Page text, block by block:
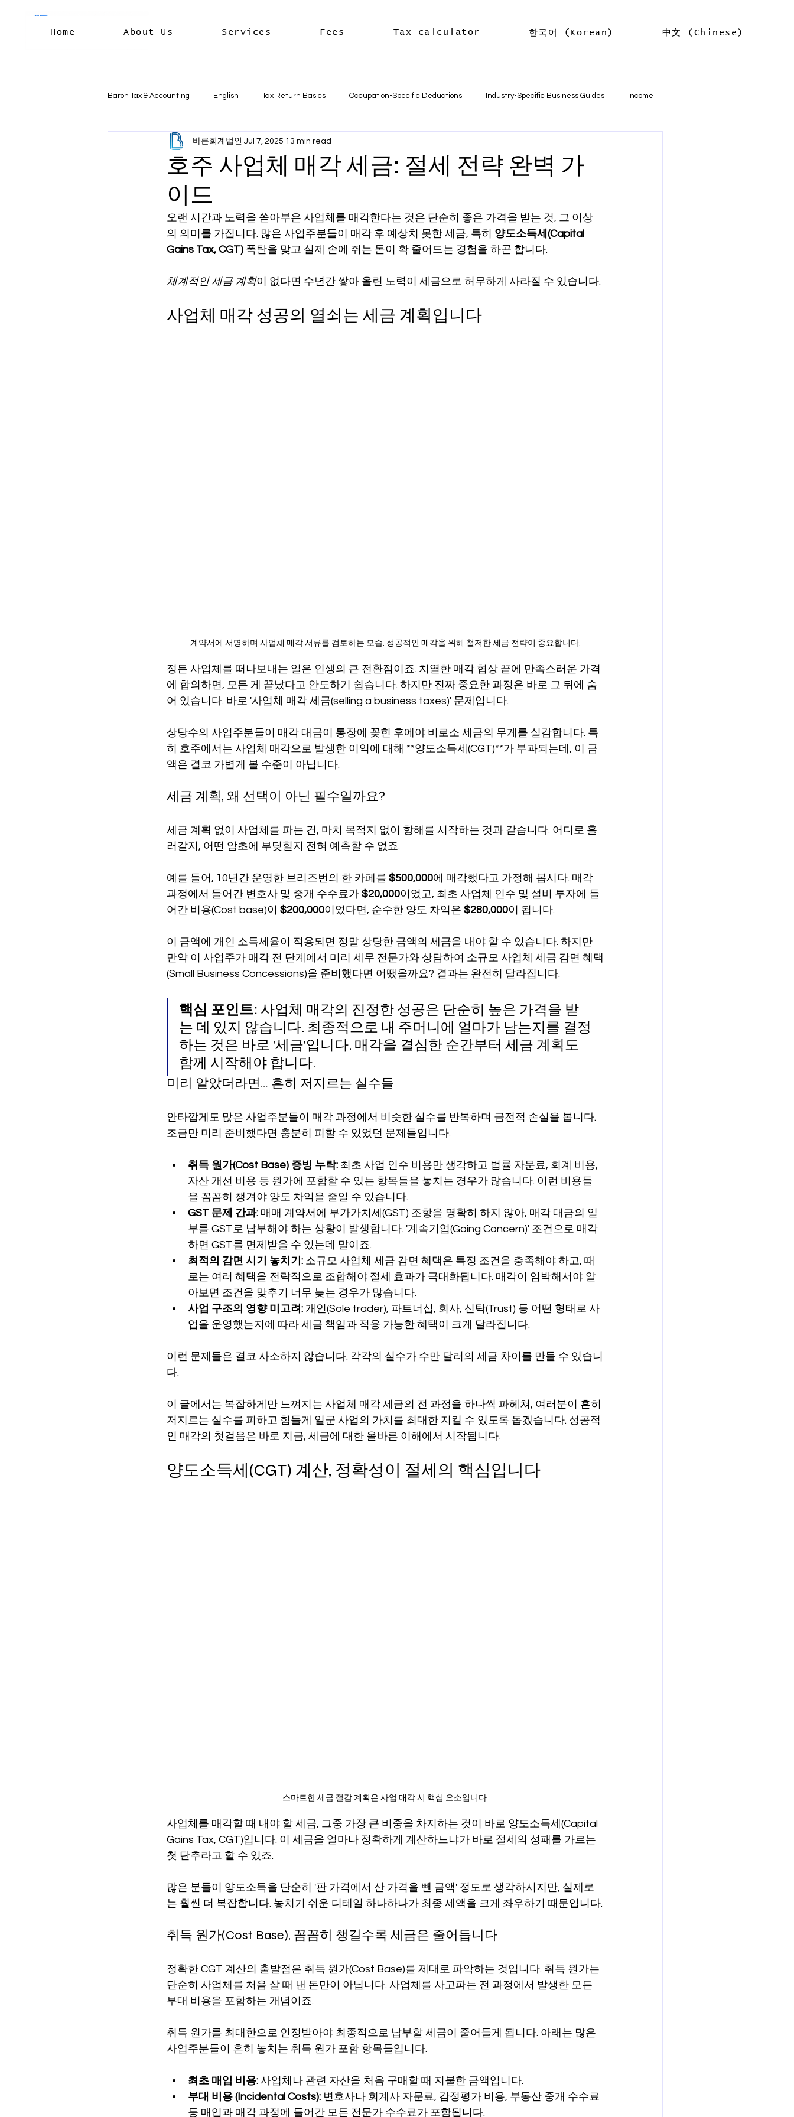
Home About Us Services Fees Tax calculator 한국어 (Korean) 中文 (Chinese)
Log In
Baron Tax & Accounting English Tax Return Basics Occupation-Specific Deductions Industry-Specific Business Guides Income
Rental income Capital Gains Deductions
Residency & International Tax
Business Deductions & Expenses Payroll & Employees Superannuation 한국어 세금신고 기본 소득
공제 차량 및 출장비 공제 거주자 및 국제세금 세액공제 메디케어 & 민간건강보험 연금
호주 사업체 매각 세금: 절세 전략 완벽 가
이드
바른회계법인 Jul 7, 2025 13 min read
오랜 시간과 노력을 쏟아부은 사업체를 매각한다는 것은 단순히 좋은 가격을 받는 것, 그 이상
의 의미를 가집니다. 많은 사업주분들이 매각 후 예상치 못한 세금, 특히 양도소득세(Capital
Gains Tax, CGT) 폭탄을 맞고 실제 손에 쥐는 돈이 확 줄어드는 경험을 하곤 합니다.
체계적인 세금 계획이 없다면 수년간 쌓아 올린 노력이 세금으로 허무하게 사라질 수 있습니다.
사업체 매각 성공의 열쇠는 세금 계획입니다
계약서에 서명하며 사업체 매각 서류를 검토하는 모습. 성공적인 매각을 위해 철저한 세금 전략이 중요합니다.
정든 사업체를 떠나보내는 일은 인생의 큰 전환점이죠. 치열한 매각 협상 끝에 만족스러운 가격
에 합의하면, 모든 게 끝났다고 안도하기 쉽습니다. 하지만 진짜 중요한 과정은 바로 그 뒤에 숨
어 있습니다. 바로 '사업체 매각 세금(selling a business taxes)' 문제입니다.
상당수의 사업주분들이 매각 대금이 통장에 꽂힌 후에야 비로소 세금의 무게를 실감합니다. 특
히 호주에서는 사업체 매각으로 발생한 이익에 대해 **양도소득세(CGT)**가 부과되는데, 이 금
액은 결코 가볍게 볼 수준이 아닙니다.
세금 계획, 왜 선택이 아닌 필수일까요?
세금 계획 없이 사업체를 파는 건, 마치 목적지 없이 항해를 시작하는 것과 같습니다. 어디로 흘
러갈지, 어떤 암초에 부딪힐지 전혀 예측할 수 없죠.
예를 들어, 10년간 운영한 브리즈번의 한 카페를 $500,000에 매각했다고 가정해 봅시다. 매각
과정에서 들어간 변호사 및 중개 수수료가 $20,000이었고, 최초 사업체 인수 및 설비 투자에 들
어간 비용(Cost base)이 $200,000이었다면, 순수한 양도 차익은 $280,000이 됩니다.
이 금액에 개인 소득세율이 적용되면 정말 상당한 금액의 세금을 내야 할 수 있습니다. 하지만
만약 이 사업주가 매각 전 단계에서 미리 세무 전문가와 상담하여 소규모 사업체 세금 감면 혜택
(Small Business Concessions)을 준비했다면 어땠을까요? 결과는 완전히 달라집니다.
핵심 포인트: 사업체 매각의 진정한 성공은 단순히 높은 가격을 받
는 데 있지 않습니다. 최종적으로 내 주머니에 얼마가 남는지를 결정
하는 것은 바로 '세금'입니다. 매각을 결심한 순간부터 세금 계획도
함께 시작해야 합니다.
미리 알았더라면… 흔히 저지르는 실수들
안타깝게도 많은 사업주분들이 매각 과정에서 비슷한 실수를 반복하며 금전적 손실을 봅니다.
조금만 미리 준비했다면 충분히 피할 수 있었던 문제들입니다.
취득 원가(Cost Base) 증빙 누락: 최초 사업 인수 비용만 생각하고 법률 자문료, 회계 비용,
자산 개선 비용 등 원가에 포함할 수 있는 항목들을 놓치는 경우가 많습니다. 이런 비용들
을 꼼꼼히 챙겨야 양도 차익을 줄일 수 있습니다.
GST 문제 간과: 매매 계약서에 부가가치세(GST) 조항을 명확히 하지 않아, 매각 대금의 일
부를 GST로 납부해야 하는 상황이 발생합니다. '계속기업(Going Concern)' 조건으로 매각
하면 GST를 면제받을 수 있는데 말이죠.
최적의 감면 시기 놓치기: 소규모 사업체 세금 감면 혜택은 특정 조건을 충족해야 하고, 때
로는 여러 혜택을 전략적으로 조합해야 절세 효과가 극대화됩니다. 매각이 임박해서야 알
아보면 조건을 맞추기 너무 늦는 경우가 많습니다.
사업 구조의 영향 미고려: 개인(Sole trader), 파트너십, 회사, 신탁(Trust) 등 어떤 형태로 사
업을 운영했는지에 따라 세금 책임과 적용 가능한 혜택이 크게 달라집니다.
이런 문제들은 결코 사소하지 않습니다. 각각의 실수가 수만 달러의 세금 차이를 만들 수 있습니
다.
이 글에서는 복잡하게만 느껴지는 사업체 매각 세금의 전 과정을 하나씩 파헤쳐, 여러분이 흔히
저지르는 실수를 피하고 힘들게 일군 사업의 가치를 최대한 지킬 수 있도록 돕겠습니다. 성공적
인 매각의 첫걸음은 바로 지금, 세금에 대한 올바른 이해에서 시작됩니다.
양도소득세(CGT) 계산, 정확성이 절세의 핵심입니다
스마트한 세금 절감 계획은 사업 매각 시 핵심 요소입니다.
사업체를 매각할 때 내야 할 세금, 그중 가장 큰 비중을 차지하는 것이 바로 양도소득세(Capital
Gains Tax, CGT)입니다. 이 세금을 얼마나 정확하게 계산하느냐가 바로 절세의 성패를 가르는
첫 단추라고 할 수 있죠.
많은 분들이 양도소득을 단순히 '판 가격에서 산 가격을 뺀 금액' 정도로 생각하시지만, 실제로
는 훨씬 더 복잡합니다. 놓치기 쉬운 디테일 하나하나가 최종 세액을 크게 좌우하기 때문입니다.
취득 원가(Cost Base), 꼼꼼히 챙길수록 세금은 줄어듭니다
정확한 CGT 계산의 출발점은 취득 원가(Cost Base)를 제대로 파악하는 것입니다. 취득 원가는
단순히 사업체를 처음 살 때 낸 돈만이 아닙니다. 사업체를 사고파는 전 과정에서 발생한 모든
부대 비용을 포함하는 개념이죠.
취득 원가를 최대한으로 인정받아야 최종적으로 납부할 세금이 줄어들게 됩니다. 아래는 많은
사업주분들이 흔히 놓치는 취득 원가 포함 항목들입니다.
최초 매입 비용: 사업체나 관련 자산을 처음 구매할 때 지불한 금액입니다.
부대 비용 (Incidental Costs): 변호사나 회계사 자문료, 감정평가 비용, 부동산 중개 수수료
등 매입과 매각 과정에 들어간 모든 전문가 수수료가 포함됩니다.